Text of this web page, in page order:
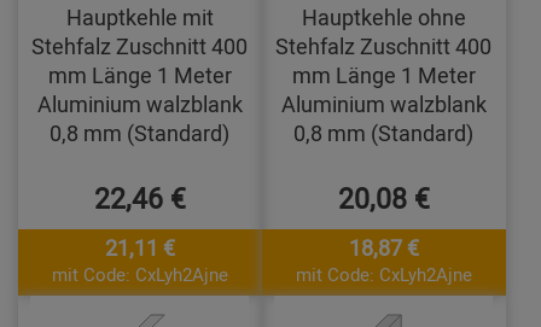
Hauptkehle mit
Stehfalz Zuschnitt 400
mm Länge 1 Meter
Aluminium walzblank
0,8 mm (Standard)
22,46 €
21,11 €
mit Code: CxLyh2Ajne
Hauptkehle ohne
Stehfalz Zuschnitt 400
mm Länge 1 Meter
Aluminium walzblank
0,8 mm (Standard)
20,08 €
18,87 €
mit Code: CxLyh2Ajne